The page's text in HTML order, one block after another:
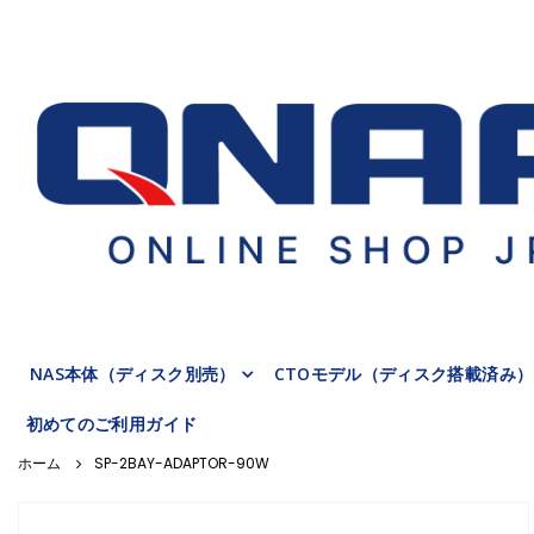
NAS本体（ディスク別売） CTOモデル（ディスク搭載済み）
初めてのご利用ガイド
SP-2BAY-ADAPTOR-90W